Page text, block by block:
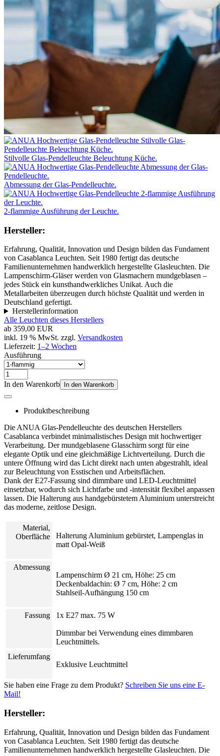
Stilvolle Glas-Pendelleuchte Beleuchtung Küche.
Abmessung der Glas-Pendelleuchte.
2-flammige Ausführung der Leuchte.
Hersteller:
Erfahrung, Qualität, Innovation und Design bilden das Fundament
von Casablanca Leuchten. Seit 1980 fertigt das deutsche
Familienunternehmen handwerklich hergestellte Glasleuchten. Die
Lampenschirm-Gläser werden von Glasmachern mundgeblasen –
jedes Stück ein kunsthandwerkliches Unikat. Auch die
Metallarbeiten überzeugen durch höchste Qualität und werden in
Deutschland gefertigt.
Herstellerinformation
Alle Leuchten dieses Herstellers
ab 359,00 EUR
inkl. 19 % MwSt. zzgl. Versandkosten
Lieferzeit: 1–2 Wochen
Ausführung
In den Warenkorb In den Warenkorb
Produktbeschreibung
Die ANUA Glas-Pendelleuchte des deutschen Herstellers
Casablanca verbindet minimalistisches Design mit hochwertiger
Verarbeitung. Der mundgeblasene Glasschirm sorgt für eine
elegante Optik und eine gleichmäßige Lichtverteilung. Durch die
untere Öffnung wird das Licht direkt nach unten abgestrahlt, ideal
zur Beleuchtung von Esstischen und Arbeitsflächen.
Dank der E27-Fassung sind dimmbare und LED-Leuchtmittel
einsetzbar, wodurch sich Lichtfarbe und -intensität flexibel anpassen
lassen. Die Halterung aus handgebürstetem Aluminium unterstreicht
das moderne, zeitlose Design.
Material,
Oberfläche
Halterung Aluminium gebürstet, Lampenglas in
matt Opal-Weiß
Abmessung
Lampenschirm Ø 21 cm, Höhe: 25 cm
Deckenbaldachin: Ø 7 cm, Höhe: 2 cm
Stahlseil-Aufhängung 150 cm
Fassung 1x E27 max. 75 W
Dimmbar bei Verwendung eines dimmbaren
Leuchtmittels.
Lieferumfang
Exklusive Leuchtmittel
Sie haben eine Frage zu dem Produkt? Schreiben Sie uns eine E-
Mail!
Hersteller:
Erfahrung, Qualität, Innovation und Design bilden das Fundament
von Casablanca Leuchten. Seit 1980 fertigt das deutsche
Familienunternehmen handwerklich hergestellte Glasleuchten. Die